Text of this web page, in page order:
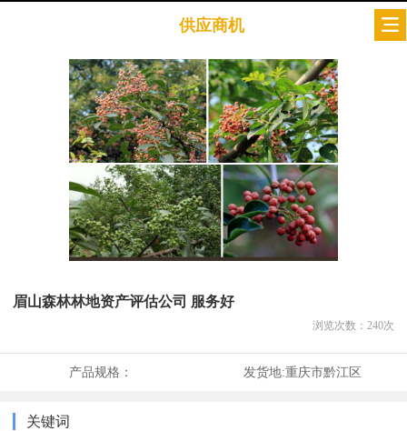
供应商机
眉山森林林地资产评估公司 服务好
浏览次数： 240次
产品规格： 发货地:重庆市黔江区
关键词